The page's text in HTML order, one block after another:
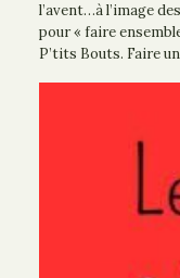
l’avent…à l’image
pour « faire
P’tits Bouts. Faire